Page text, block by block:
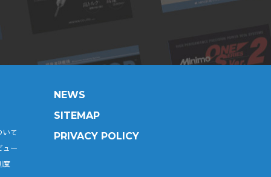
いて
ュー
度
NEWS
SITEMAP
PRIVACY POLICY